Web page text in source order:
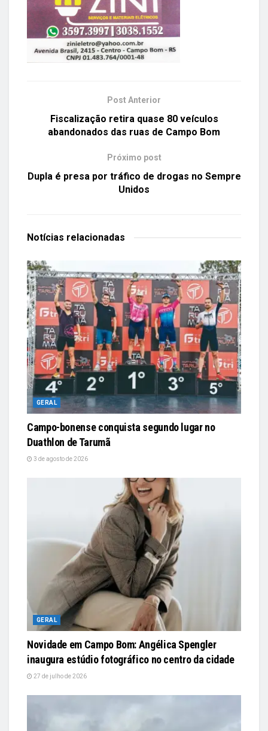
Post Anterior
Fiscalização retira quase 80 veículos
abandonados das ruas de Campo Bom
Próximo post
Dupla é presa por tráfico de drogas no Sempre
Unidos
Notícias relacionadas
GERAL
Campo-bonense conquista segundo lugar no
Duathlon de Tarumã
3 de agosto de 2026
GERAL
Novidade em Campo Bom: Angélica Spengler
inaugura estúdio fotográfico no centro da cidade
27 de julho de 2026